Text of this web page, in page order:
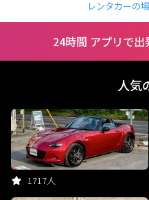
レンタカーの
24時間 アプリで
人気
1717人